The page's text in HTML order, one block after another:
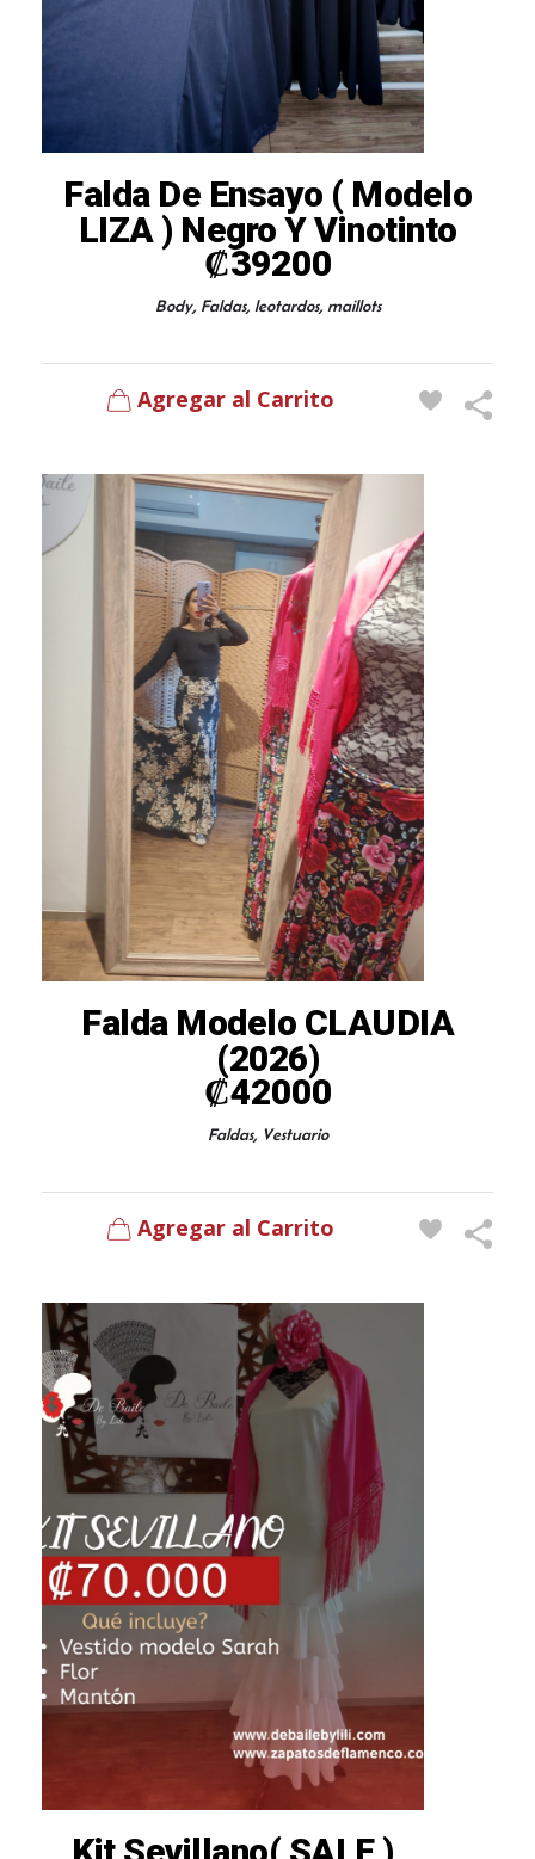
Falda De Ensayo ( Modelo
LIZA ) Negro Y Vinotinto
₡39200
Body, Faldas, leotardos, maillots
Agregar al Carrito
Falda Modelo CLAUDIA
(2026)
₡42000
Faldas, Vestuario
Agregar al Carrito